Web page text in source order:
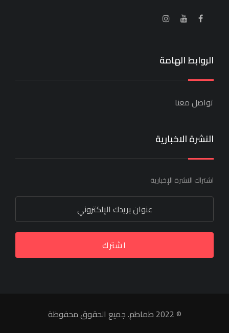
الروابط الهامة
تواصل معنا
النشرة الاخبارية
اشتراك النشرة الإخبارية
اشترك